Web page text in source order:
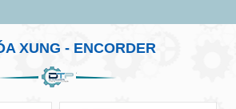
XUNG - ENCORDER